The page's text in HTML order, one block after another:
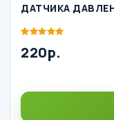
ДАТЧИКА
220р.